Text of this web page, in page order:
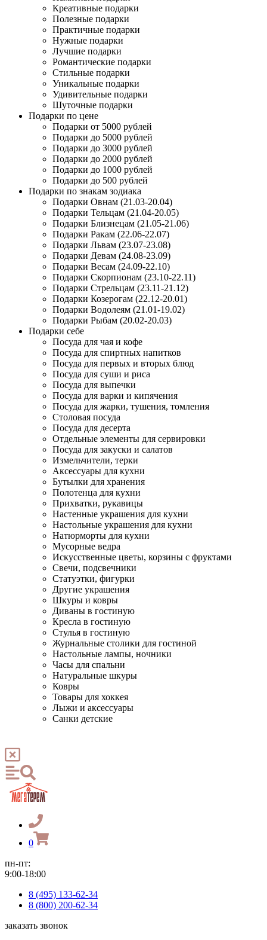
Креативные подарки
Полезные подарки
Практичные подарки
Нужные подарки
Лучшие подарки
Романтические подарки
Стильные подарки
Уникальные подарки
Удивительные подарки
Шуточные подарки
Подарки по цене
Подарки от 5000 рублей
Подарки до 5000 рублей
Подарки до 3000 рублей
Подарки до 2000 рублей
Подарки до 1000 рублей
Подарки до 500 рублей
Подарки по знакам зодиака
Подарки Овнам (21.03-20.04)
Подарки Тельцам (21.04-20.05)
Подарки Близнецам (21.05-21.06)
Подарки Ракам (22.06-22.07)
Подарки Львам (23.07-23.08)
Подарки Девам (24.08-23.09)
Подарки Весам (24.09-22.10)
Подарки Скорпионам (23.10-22.11)
Подарки Стрельцам (23.11-21.12)
Подарки Козерогам (22.12-20.01)
Подарки Водолеям (21.01-19.02)
Подарки Рыбам (20.02-20.03)
Подарки себе
Посуда для чая и кофе
Посуда для спиртных напитков
Посуда для первых и вторых блюд
Посуда для суши и риса
Посуда для выпечки
Посуда для варки и кипячения
Посуда для жарки, тушения, томления
Столовая посуда
Посуда для десерта
Отдельные элементы для сервировки
Посуда для закуски и салатов
Измельчители, терки
Аксессуары для кухни
Бутылки для хранения
Полотенца для кухни
Прихватки, рукавицы
Настенные украшения для кухни
Настольные украшения для кухни
Натюрморты для кухни
Мусорные ведра
Искусственные цветы, корзины с фруктами
Свечи, подсвечники
Статуэтки, фигурки
Другие украшения
Шкуры и ковры
Диваны в гостиную
Кресла в гостиную
Стулья в гостиную
Журнальные столики для гостиной
Настольные лампы, ночники
Часы для спальни
Натуральные шкуры
Ковры
Товары для хоккея
Лыжи и аксессуары
Санки детские
0
пн-пт:
9:00-18:00
8 (495) 133-62-34
8 (800) 200-62-34
заказать звонок